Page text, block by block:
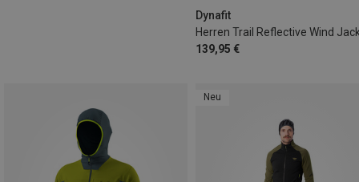
Dynafit
Herren Trail Reflective Wind
139,95 €
Neu